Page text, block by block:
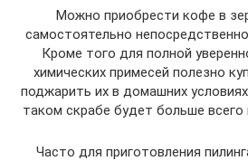
Можно приобрести кофе в
самостоятельно
Кроме того для полной
химических примесей полезно
поджарить их в домашних
таком скрабе будет больше всего
Часто для приготовления